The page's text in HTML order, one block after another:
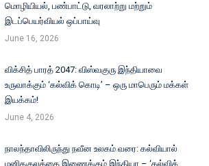
மொழியியல், பண்பாட்டு, வரலாற்று மற்றும்
இடப்பெயர்வியல் ஒப்பாய்வு
June 16, 2026
விக்சித் பாரத் 2047: விஸ்வகுரு இந்தியாவை
உருவாக்கும் ‘கல்விக் கொடி’ – ஒரு மாபெரும் மக்கள்
இயக்கம்!
June 4, 2026
நாலந்தாவிலிருந்து நவீன உலகம் வரை: கல்வியால்
மனிதகுலத்தை இணைக்கும் இந்தியா – ‘கல்விக்